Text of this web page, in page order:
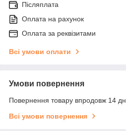
Післяплата
Оплата на рахунок
Оплата за реквізитами
Всі умови оплати
Умови повернення
Повернення товару впродовж 14
Всі умови повернення